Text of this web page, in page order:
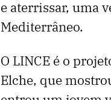
e aterrissar, uma
Mediterrâneo.
O LINCE é o
Elche, que